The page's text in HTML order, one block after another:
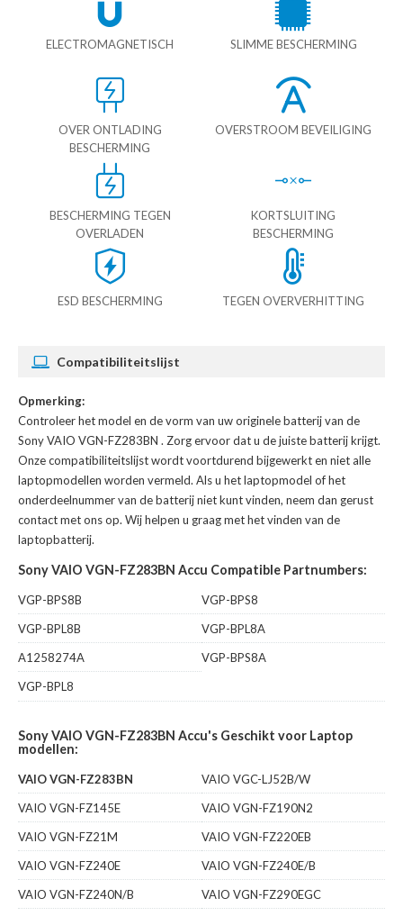
ELECTROMAGNETISCH SLIMME BESCHERMING
OVER ONTLADING
BESCHERMING
OVERSTROOM BEVEILIGING
BESCHERMING TEGEN
OVERLADEN
KORTSLUITING
BESCHERMING
ESD BESCHERMING TEGEN OVERVERHITTING
Compatibiliteitslijst
Opmerking:
Controleer het model en de vorm van uw originele batterij van de
Sony VAIO VGN-FZ283BN . Zorg ervoor dat u de juiste batterij krijgt.
Onze compatibiliteitslijst wordt voortdurend bijgewerkt en niet alle
laptopmodellen worden vermeld. Als u het laptopmodel of het
onderdeelnummer van de batterij niet kunt vinden, neem dan gerust
contact met ons op. Wij helpen u graag met het vinden van de
laptopbatterij.
Sony VAIO VGN-FZ283BN Accu Compatible Partnumbers:
VGP-BPS8B
VGP-BPS8
VGP-BPL8B
VGP-BPL8A
A1258274A
VGP-BPS8A
VGP-BPL8
Sony VAIO VGN-FZ283BN Accu's Geschikt voor Laptop
modellen:
VAIO VGN-FZ283BN
VAIO VGC-LJ52B/W
VAIO VGN-FZ145E
VAIO VGN-FZ190N2
VAIO VGN-FZ21M
VAIO VGN-FZ220EB
VAIO VGN-FZ240E
VAIO VGN-FZ240E/B
VAIO VGN-FZ240N/B
VAIO VGN-FZ290EGC